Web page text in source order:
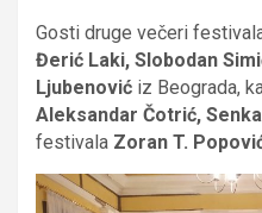
Gosti druge večeri
Đerić Laki, Slobodan
Ljubenović iz Beograda,
Aleksandar Čotrić,
festivala Zoran T.